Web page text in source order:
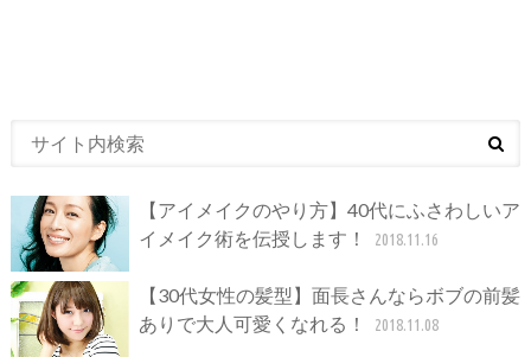
【アイメイクのやり方】40代にふさわしいア
イメイク術を伝授します！
2018.11.16
【30代女性の髪型】面長さんならボブの前髪
ありで大人可愛くなれる！
2018.11.08